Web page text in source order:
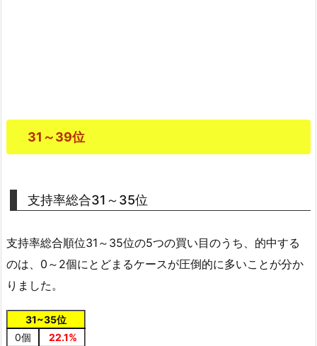
31～39位
支持率総合31～35位
支持率総合順位31～35位の5つの買い目のうち、的中する
のは、0～2個にとどまるケースが圧倒的に多いことが分か
りました。
31~35位
0個
22.1%